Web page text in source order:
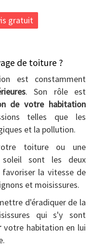
gratuit
de toiture ?
est constamment
. Son rôle est
de votre habitation
telles que les
et la pollution.
toiture ou une
sont les deux
la vitesse de
et moisissures.
d'éradiquer de la
qui s'y sont
votre habitation en lui